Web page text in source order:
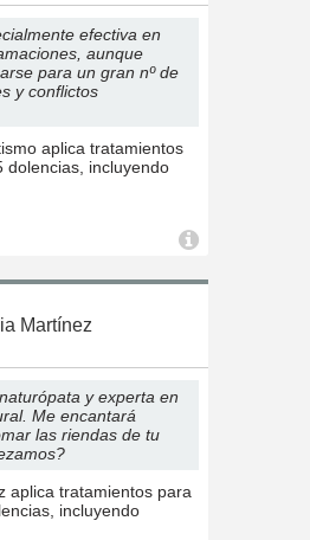
efectiva en
aunque
para un gran nº de
y conflictos
aplica tratamientos
dolencias, incluyendo
Martínez
y experta en
Me encantará
las riendas de tu
aplica tratamientos para
incluyendo